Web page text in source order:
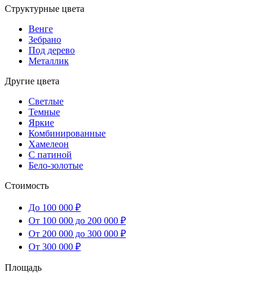
Структурные цвета
Венге
Зебрано
Под дерево
Металлик
Другие цвета
Светлые
Темные
Яркие
Комбинированные
Хамелеон
С патиной
Бело-золотые
Стоимость
До 100 000 ₽
От 100 000 до 200 000 ₽
От 200 000 до 300 000 ₽
От 300 000 ₽
Площадь